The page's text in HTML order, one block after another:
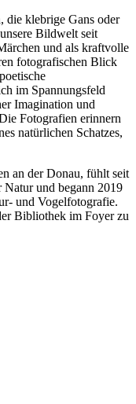
die klebrige Gans oder
Bildwelt seit
und als kraftvolle
fotografischen Blick
im Spannungsfeld
Imagination und
Fotografien erinnern
natürlichen Schatzes,
an der Donau, fühlt seit
und begann 2019
und Vogelfotografie.
Bibliothek im Foyer zu